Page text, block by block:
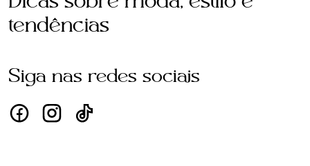
tendências
Siga nas redes sociais